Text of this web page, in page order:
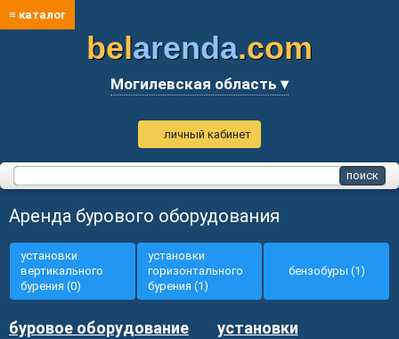
≡ каталог
belarenda.com
Могилевская область ▾
личный кабинет
Аренда бурового оборудования
установки
вертикального
бурения (0)
установки
горизонтального
бурения (1)
бензобуры (1)
буровое оборудование
установки